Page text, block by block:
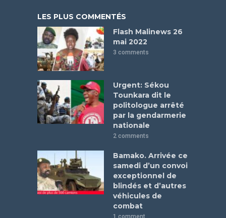
LES PLUS COMMENTÉS
Flash Malinews 26
mai 2022
3 comments
Urgent: Sékou
Tounkara dit le
politologue arrêté
par la gendarmerie
nationale
2 comments
Bamako. Arrivée ce
samedi d’un convoi
exceptionnel de
blindés et d’autres
véhicules de
combat
1 comment